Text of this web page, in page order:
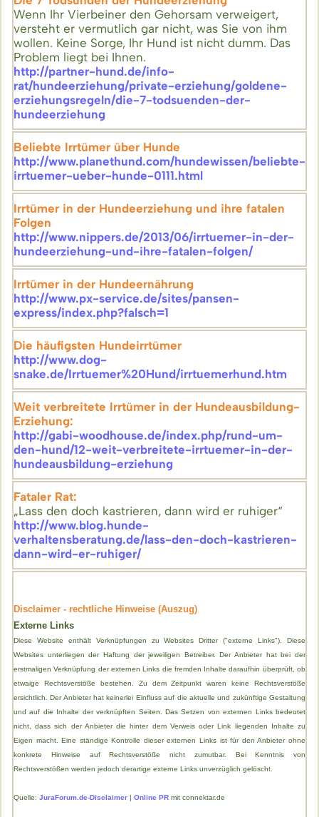
Wenn Ihr Vierbeiner den Gehorsam verweigert,
versteht er vermutlich gar nicht, was Sie von ihm
wollen. Keine Sorge, Ihr Hund ist nicht dumm. Das
Problem liegt bei Ihnen.
http://partner-hund.de/info-
rat/hundeerziehung/private-erziehung/goldene-
erziehungsregeln/die-7-todsuenden-der-
hundeerziehung
Beliebte Irrtümer über Hunde
http://www.planethund.com/hundewissen/beliebte-
irrtuemer-ueber-hunde-0111.html
Irrtümer in der Hundeerziehung und ihre fatalen
Folgen
http://www.nippers.de/2013/06/irrtuemer-in-der-
hundeerziehung-und-ihre-fatalen-folgen/
Irrtümer in der Hundeernährung
http://www.px-service.de/sites/pansen-
express/index.php?falsch=1
Die häufigsten Hundeirrtümer
http://www.dog-
snake.de/Irrtuemer%20Hund/irrtuemerhund.htm
Weit verbreitete Irrtümer in der Hundeausbildung-
Erziehung:
http://gabi-woodhouse.de/index.php/rund-um-
den-hund/12-weit-verbreitete-irrtuemer-in-der-
hundeausbildung-erziehung
Fataler Rat:
„Lass den doch kastrieren, dann wird er ruhiger“
http://www.blog.hunde-
verhaltensberatung.de/lass-den-doch-kastrieren-
dann-wird-er-ruhiger/
Disclaimer - rechtliche Hinweise (Auszug)
Externe Links
Diese Website enthält Verknüpfungen zu Websites Dritter ("externe Links"). Diese
Websites unterliegen der Haftung der jeweiligen Betreiber. Der Anbieter hat bei der
erstmaligen Verknüpfung der externen Links die fremden Inhalte daraufhin überprüft, ob
etwaige Rechtsverstöße bestehen. Zu dem Zeitpunkt waren keine Rechtsverstöße
ersichtlich. Der Anbieter hat keinerlei Einfluss auf die aktuelle und zukünftige Gestaltung
und auf die Inhalte der verknüpften Seiten. Das Setzen von externen Links bedeutet
nicht, dass sich der Anbieter die hinter dem Verweis oder Link liegenden Inhalte zu
Eigen macht. Eine ständige Kontrolle dieser externen Links ist für den Anbieter ohne
konkrete Hinweise auf Rechtsverstöße nicht zumutbar. Bei Kenntnis von
Rechtsverstößen werden jedoch derartige externe Links unverzüglich gelöscht.
Quelle: JuraForum.de-Disclaimer Online PR mit connektar.de